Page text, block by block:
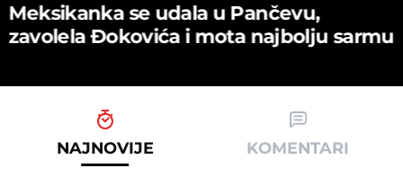
Meksikanka se udala u Pančevu,
zavolela Đokovića i mota najbolju sarmu
NAJNOVIJE KOMENTARI